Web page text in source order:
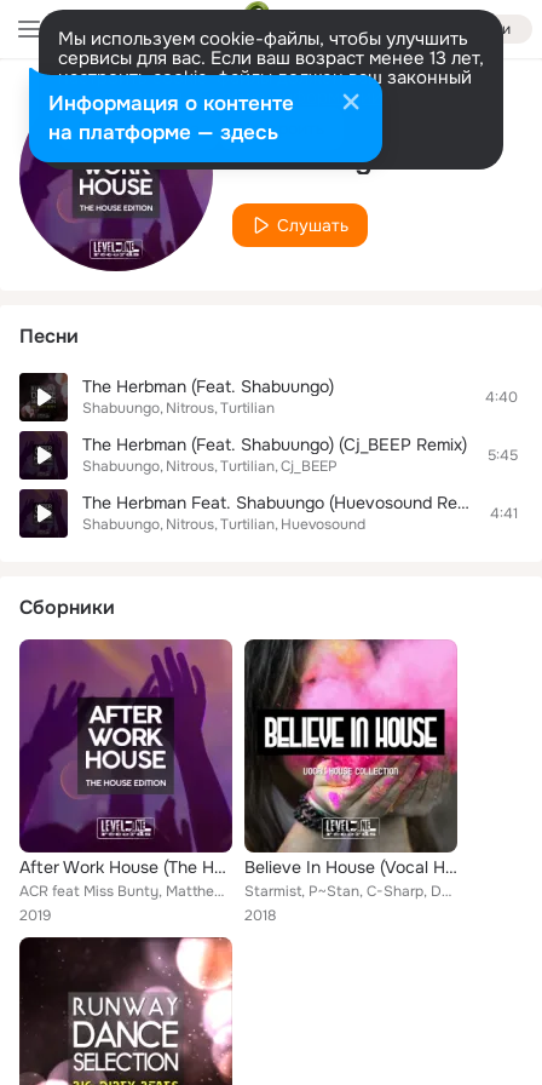
Войти
Мы используем cookie-файлы, чтобы улучшить
сервисы для вас. Если ваш возраст менее 13 лет,
настроить cookie-файлы должен ваш законный
представитель. Больше информации
Разрешить все Настроить
Исполнитель
Shabuungo
Слушать
Песни
The Herbman (Feat. Shabuungo)
Shabuungo Nitrous Turtilian
4:40
The Herbman (Feat. Shabuungo) (Cj_BEEP Remix)
Shabuungo Nitrous Turtilian Cj_BEEP
5:45
The Herbman Feat. Shabuungo (Huevosound Remix)
Shabuungo Nitrous Turtilian Huevosound
4:41
Сборники
After Work House (The House Edition)
ACR feat Miss Bunty, Matthew Brown, Astrit Kurtaim, Made Of Light, Dankann, ANGELIKA, TheDjLawyer & ACR, Blaq Samurai, Out-O The...
2019
Believe In House (Vocal House Collection)
Starmist, P~Stan, C-Sharp, DJ Ex, Pablo Raster, Ludvig Arrow, Arif Ressmann, Hifler Boox, Shabuungo, Nitrous, Turtilian, Cj_BEEP
2018
Информация о контенте
на платформе — здесь